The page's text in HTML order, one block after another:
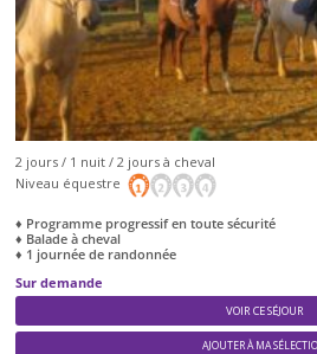
2 jours / 1 nuit / 2 jours à cheval
Niveau équestre
♦ Programme progressif en toute sécurité
♦ Balade à cheval
♦ 1 journée de randonnée
Sur demande
VOIR CE SÉJOUR
AJOUTER À MA